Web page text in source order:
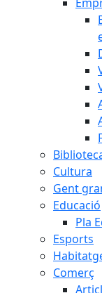
Cultura
Gent
Educació
Pla
Esports
Comerç